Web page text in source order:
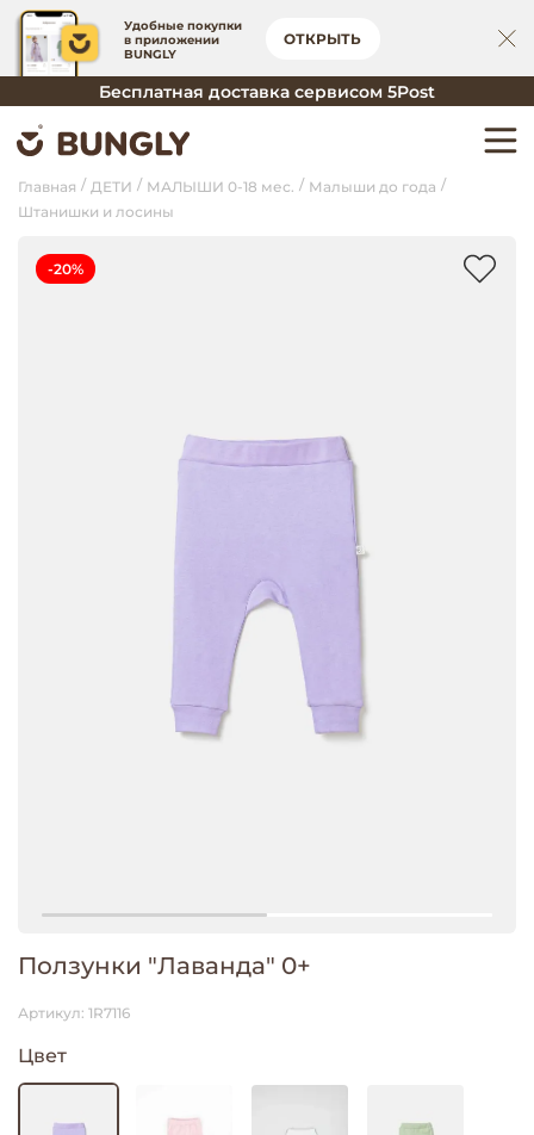
Удобные покупки
в приложении
BUNGLY
ОТКРЫТЬ
Бесплатная доставка сервисом 5Post
Главная ДЕТИ МАЛЫШИ 0-18 мес.
Малыши до года
Штанишки и лосины
-20%
Ползунки "Лаванда" 0+
Артикул: 1R7116
Цвет